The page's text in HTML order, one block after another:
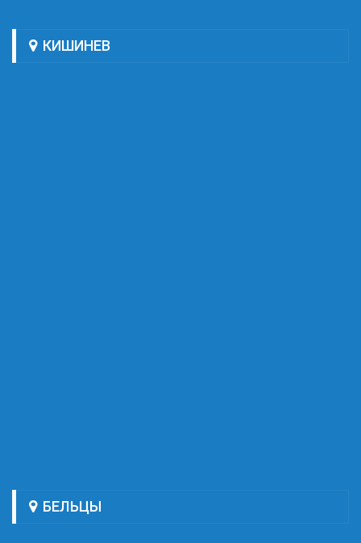
КИШИНЕВ
БЕЛЬЦЫ